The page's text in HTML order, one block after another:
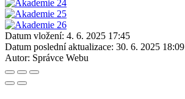
Datum vložení: 4. 6. 2025 17:45
Datum poslední aktualizace: 30. 6. 2025 18:09
Autor: Správce Webu